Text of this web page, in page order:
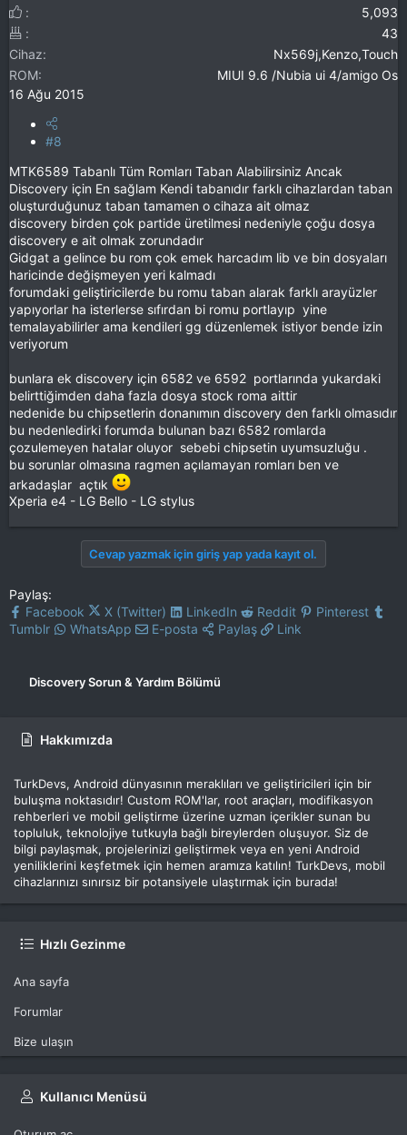
5,093
43
Cihaz
Nx569j,Kenzo,Touch
ROM
MIUI 9.6 /Nubia ui 4/amigo Os
16 Ağu 2015
#8
MTK6589 Tabanlı Tüm Romları Taban Alabilirsiniz Ancak
Discovery için En sağlam Kendi tabanıdır farklı cihazlardan taban
oluşturduğunuz taban tamamen o cihaza ait olmaz
discovery birden çok partide üretilmesi nedeniyle çoğu dosya
discovery e ait olmak zorundadır
Gidgat a gelince bu rom çok emek harcadım lib ve bin dosyaları
haricinde değişmeyen yeri kalmadı
forumdaki geliştiricilerde bu romu taban alarak farklı arayüzler
yapıyorlar ha isterlerse sıfırdan bi romu portlayıp yine
temalayabilirler ama kendileri gg düzenlemek istiyor bende izin
veriyorum
bunlara ek discovery için 6582 ve 6592 portlarında yukardaki
belirttiğimden daha fazla dosya stock roma aittir
nedenide bu chipsetlerin donanımın discovery den farklı olmasıdır
bu nedenledirki forumda bulunan bazı 6582 romlarda
çozulemeyen hatalar oluyor sebebi chipsetin uyumsuzluğu .
bu sorunlar olmasına ragmen açılamayan romları ben ve
arkadaşlar açtık
Xperia e4 - LG Bello - LG stylus
Cevap yazmak için giriş yap yada kayıt ol.
Paylaş:
Facebook
X (Twitter) LinkedIn Reddit
Pinterest
Tumblr
WhatsApp E-posta Paylaş Link
Discovery Sorun & Yardım Bölümü
Hakkımızda
TurkDevs, Android dünyasının meraklıları ve geliştiricileri için bir
buluşma noktasıdır! Custom ROM'lar, root araçları, modifikasyon
rehberleri ve mobil geliştirme üzerine uzman içerikler sunan bu
topluluk, teknolojiye tutkuyla bağlı bireylerden oluşuyor. Siz de
bilgi paylaşmak, projelerinizi geliştirmek veya en yeni Android
yeniliklerini keşfetmek için hemen aramıza katılın! TurkDevs, mobil
cihazlarınızı sınırsız bir potansiyele ulaştırmak için burada!
Hızlı Gezinme
Ana sayfa
Forumlar
Bize ulaşın
Kullanıcı Menüsü